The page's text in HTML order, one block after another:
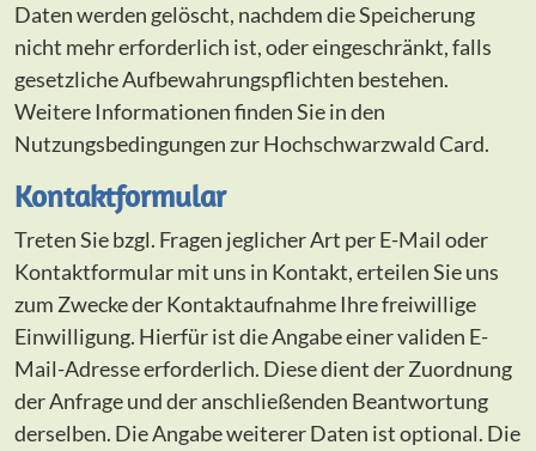
Daten werden gelöscht, nachdem die Speicherung
nicht mehr erforderlich ist, oder eingeschränkt, falls
gesetzliche Aufbewahrungspflichten bestehen.
Weitere Informationen finden Sie in den
Nutzungsbedingungen zur Hochschwarzwald Card.
Kontaktformular
Treten Sie bzgl. Fragen jeglicher Art per E-Mail oder
Kontaktformular mit uns in Kontakt, erteilen Sie uns
zum Zwecke der Kontaktaufnahme Ihre freiwillige
Einwilligung. Hierfür ist die Angabe einer validen E-
Mail-Adresse erforderlich. Diese dient der Zuordnung
der Anfrage und der anschließenden Beantwortung
derselben. Die Angabe weiterer Daten ist optional. Die